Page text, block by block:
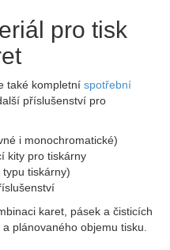
pro tisk
také kompletní spotřební
příslušenství pro
i monochromatické)
kity pro tiskárny
tiskárny)
karet, pásek a čisticích
plánovaného objemu tisku.